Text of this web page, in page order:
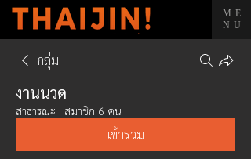
ME
NU
กลุ่ม
งานนวด
สาธารณะ · สมาชิก 6 คน
เข้าร่วม